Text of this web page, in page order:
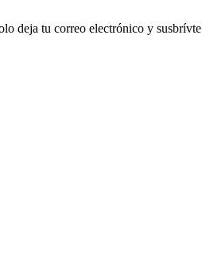
deja tu correo electrónico y susbrívte